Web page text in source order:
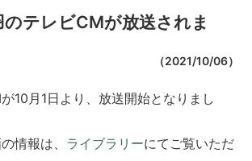
のテレビCMが放送されま
（2021/10/06）
10月1日より、放送開始となりまし
情報は、 ライブラリーにてご覧いただ